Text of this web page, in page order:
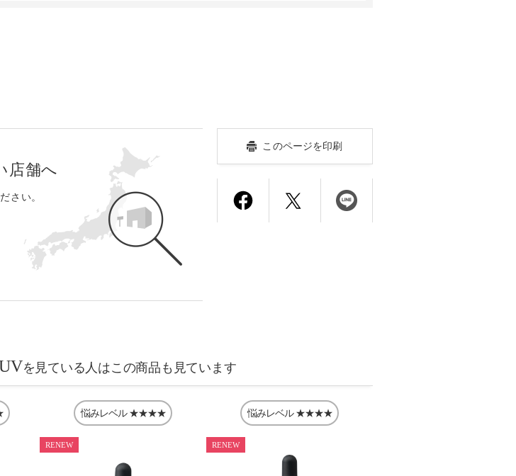
店舗へ
さい。
このページを印刷
を見ている人はこの商品も見ています
悩みレベル ★★★★
RENEW
悩みレベル ★★★★
RENEW